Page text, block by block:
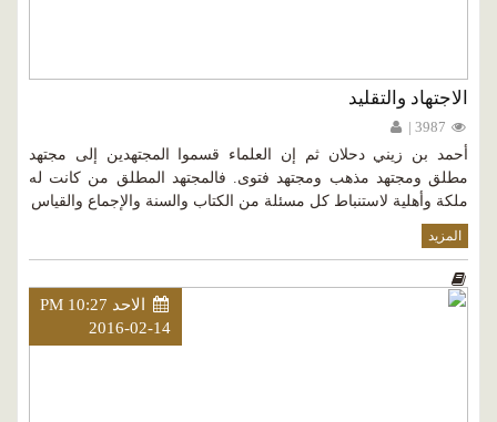
الاجتهاد والتقليد
أحمد بن زيني دحلان ثم إن العلماء قسموا المجتهدين إلى مجتهد
مطلق ومجتهد مذهب ومجتهد فتوى. فالمجتهد المطلق من كانت له
ملكة وأهلية لاستنباط كل مسئلة من الكتاب والسنة والإجماع والقياس
المزيد
الاحد PM 10:27
2016-02-14